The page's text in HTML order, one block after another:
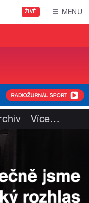
ŽIVĚ MENU
Více…